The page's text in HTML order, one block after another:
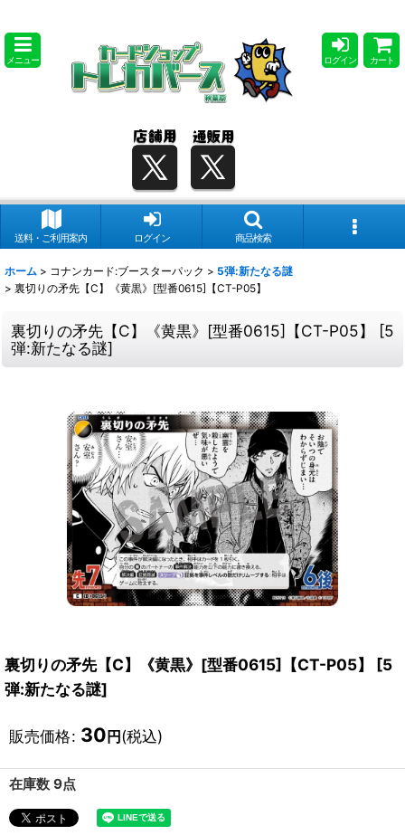
メニュー ログイン カート
送料・ご利用案内 ログイン 商品検索
ホーム > コナンカード:ブースターパック > 5弾:新たなる謎
> 裏切りの矛先【C】《黄黒》[型番0615]【CT-P05】
裏切りの矛先【C】《黄黒》[型番0615]【CT-P05】 [5
弾:新たなる謎]
裏切りの矛先【C】《黄黒》[型番0615]【CT-P05】 [5
弾:新たなる謎]
販売価格: 30 円 (税込)
在庫数 9点